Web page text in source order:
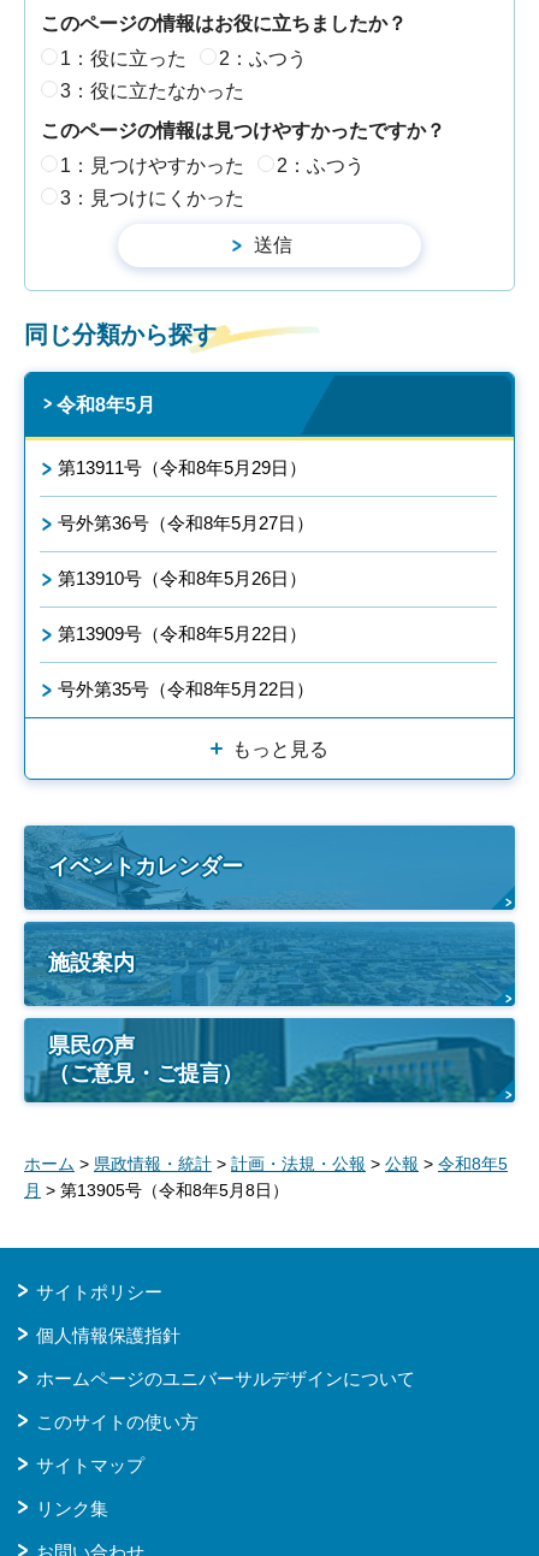
このページの情報はお役に立ちましたか？
1：役に立った
2：ふつう
3：役に立たなかった
このページの情報は見つけやすかったですか？
1：見つけやすかった
2：ふつう
3：見つけにくかった
同じ分類から探す
令和8年5月
第13911号（令和8年5月29日）
号外第36号（令和8年5月27日）
第13910号（令和8年5月26日）
第13909号（令和8年5月22日）
号外第35号（令和8年5月22日）
もっと見る
イベントカレンダー
施設案内
県民の声
（ご意見・ご提言）
ホーム > 県政情報・統計 > 計画・法規・公報 > 公報 > 令和8年5
月 > 第13905号（令和8年5月8日）
サイトポリシー
個人情報保護指針
ホームページのユニバーサルデザインについて
このサイトの使い方
サイトマップ
リンク集
お問い合わせ